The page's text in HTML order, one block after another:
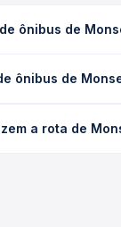
ônibus de
de tráfego. Na
ônibus de
compra. Na
a rota de